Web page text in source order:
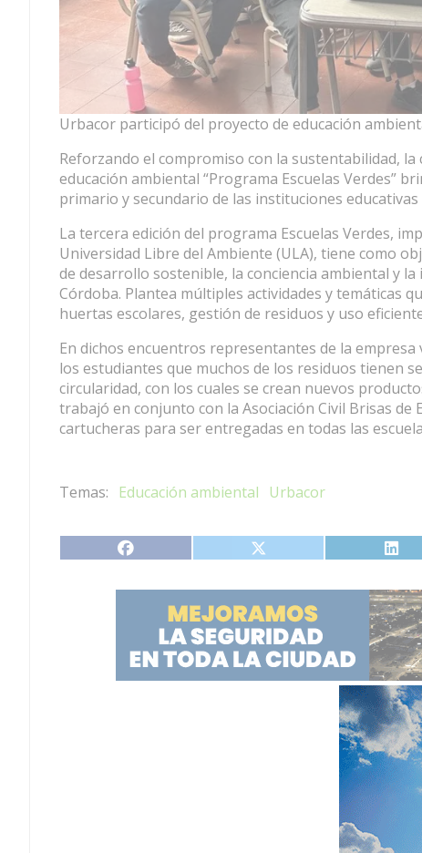
Urbacor participó del proyecto de educación
Reforzando el compromiso con la sustentabilidad,
educación ambiental “Programa Escuelas Verdes”
primario y secundario de las instituciones
La tercera edición del programa Escuelas Verdes,
Universidad Libre del Ambiente (ULA), tiene como
de desarrollo sostenible, la conciencia ambiental y
Córdoba. Plantea múltiples actividades y temáticas
huertas escolares, gestión de residuos y uso
En dichos encuentros representantes de la
los estudiantes que muchos de los residuos tienen
circularidad, con los cuales se crean nuevos
trabajó en conjunto con la Asociación Civil Brisas
cartucheras para ser entregadas en todas las
Educación ambiental Urbacor